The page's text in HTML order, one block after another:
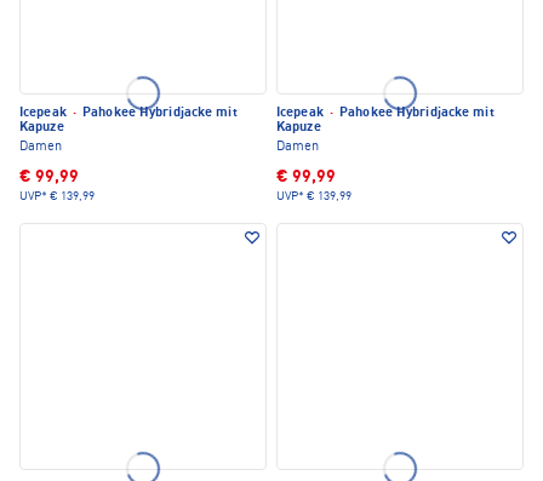
Icepeak · Pahokee Hybridjacke mit
Kapuze
Damen
€ 99,99
UVP* € 139,99
Icepeak · Pahokee Hybridjacke mit
Kapuze
Damen
€ 99,99
UVP* € 139,99